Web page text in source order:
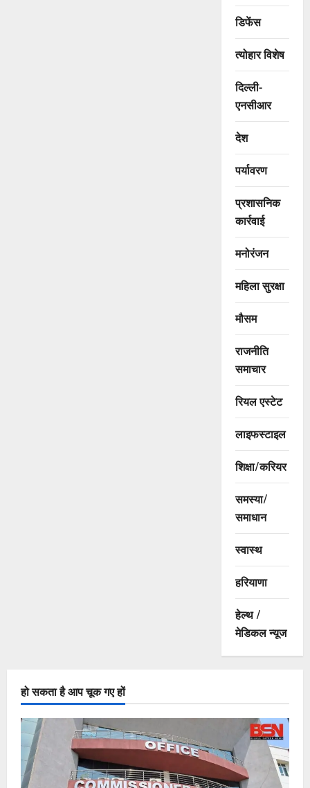
डिफेंस
त्योहार विशेष
दिल्ली-
एनसीआर
देश
पर्यावरण
प्रशासनिक
कार्रवाई
मनोरंजन
महिला सुरक्षा
मौसम
राजनीति
समाचार
रियल एस्टेट
लाइफस्टाइल
शिक्षा/करियर
समस्या/
समाधान
स्वास्थ
हरियाणा
हेल्थ /
मेडिकल न्यूज
हो सकता है आप चूक गए हों